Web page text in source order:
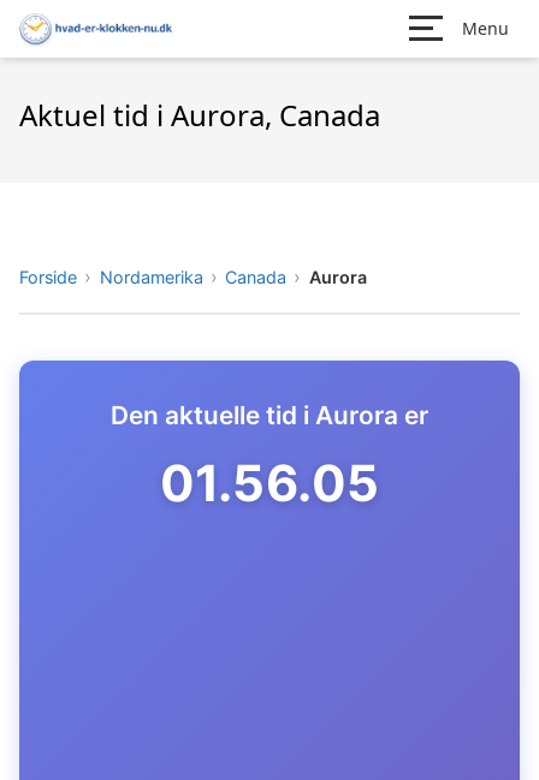
Menu
Aktuel tid i Aurora, Canada
Forside Nordamerika Canada Aurora
Den aktuelle tid i Aurora er
01.56.06